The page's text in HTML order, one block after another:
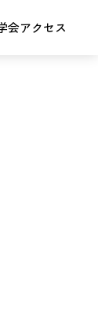
会アクセス